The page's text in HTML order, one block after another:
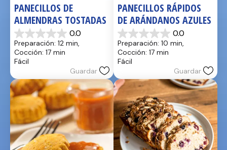
PANECILLOS DE
ALMENDRAS TOSTADAS
0.0
0.0
de
5
estrellas.
Preparación: 12 min,
Cocción: 17 min
Fácil
Guardar
PANECILLOS RÁPIDOS
DE ARÁNDANOS AZULES
0.0
0.0
de
5
estrellas.
Preparación: 10 min,
Cocción: 17 min
Fácil
Guardar